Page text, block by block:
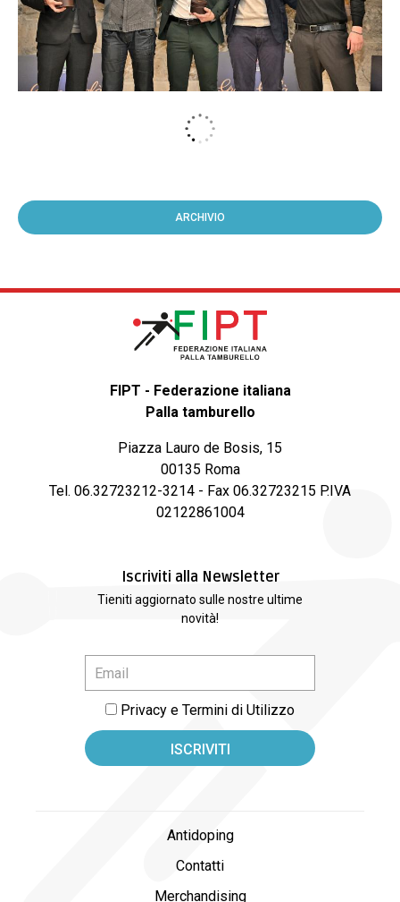
ARCHIVIO
FIPT - Federazione italiana
Palla tamburello
Piazza Lauro de Bosis, 15
00135 Roma
Tel. 06.32723212-3214 - Fax 06.32723215 P.IVA
02122861004
Iscriviti alla Newsletter
Tieniti aggiornato sulle nostre ultime
novità!
Privacy e Termini di Utilizzo
Antidoping
Contatti
Merchandising